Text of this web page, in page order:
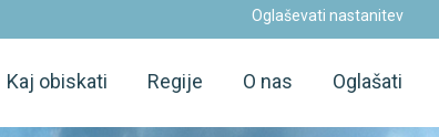
Oglaševati nastanitev
Kaj obiskati Regije O nas Oglašati